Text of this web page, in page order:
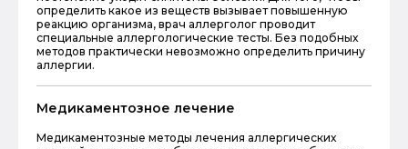
определить какое из веществ вызывает повышенную
реакцию организма, врач аллерголог проводит
специальные аллергологические тесты. Без подобных
методов практически невозможно определить причину
аллергии.
Медикаментозное лечение
Медикаментозные методы лечения аллергических